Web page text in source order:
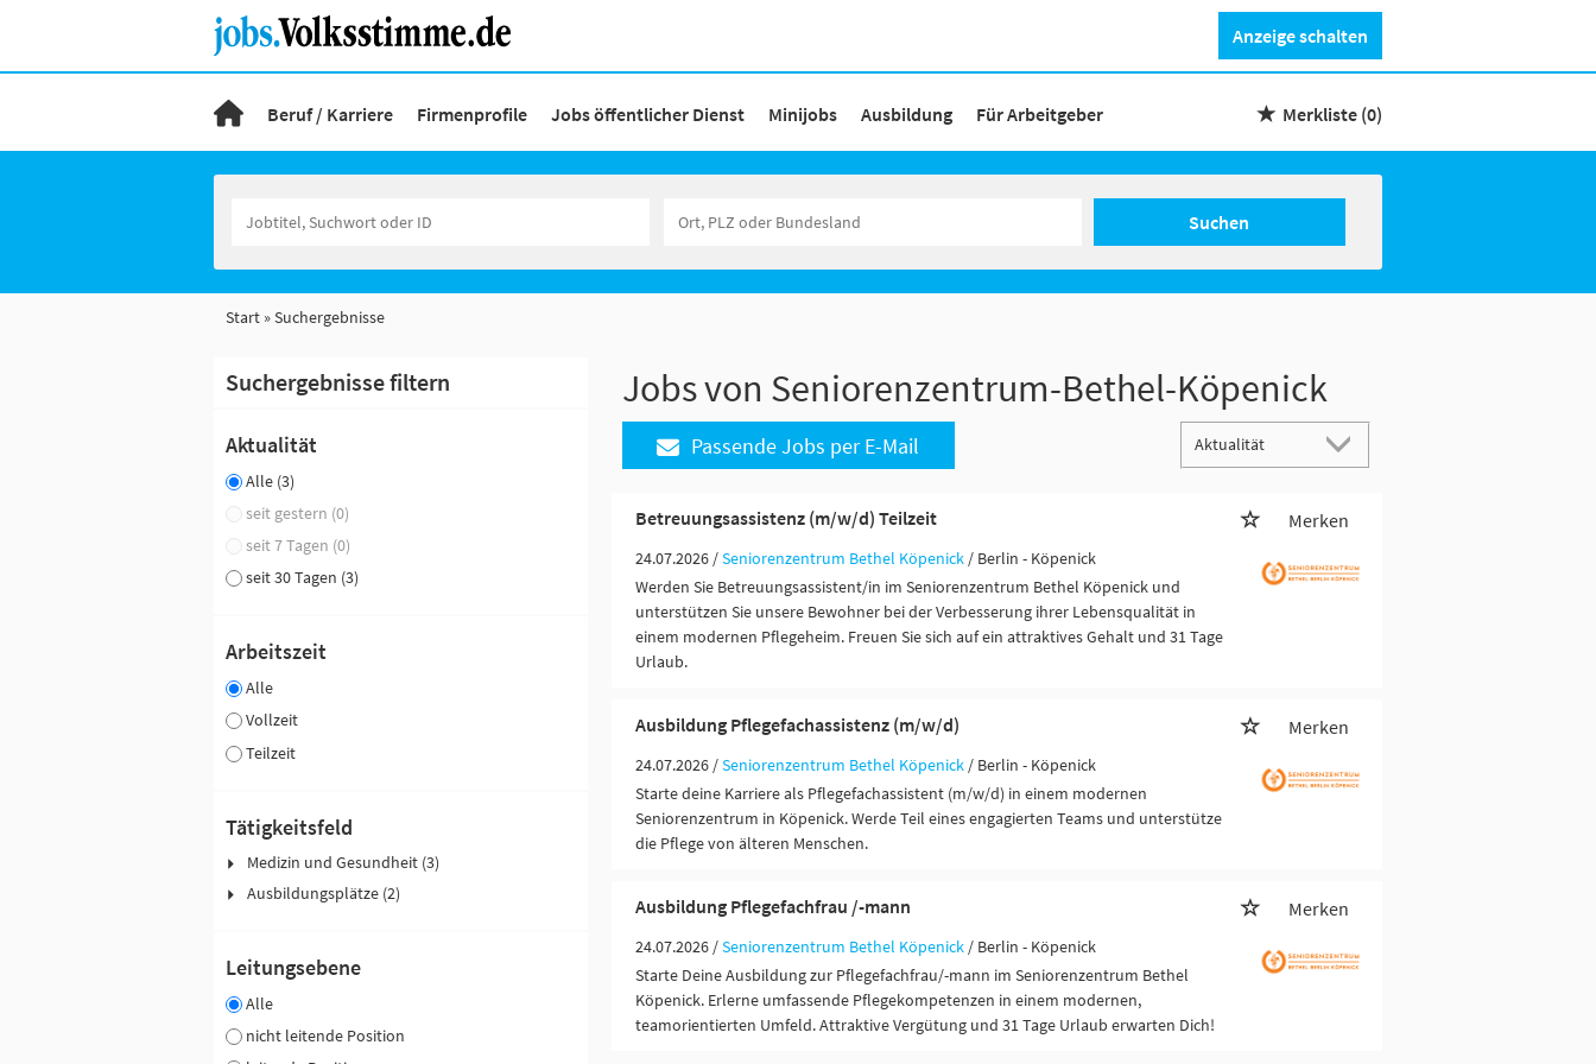
Anzeige schalten
Beruf / Karriere Firmenprofile Jobs öffentlicher Dienst Minijobs Ausbildung Für Arbeitgeber Merkliste (0)
Suchen
Start Suchergebnisse
Suchergebnisse filtern
Aktualität
Alle (3)
seit gestern (0)
seit 7 Tagen (0)
seit 30 Tagen (3)
Arbeitszeit
Alle
Vollzeit
Teilzeit
Tätigkeitsfeld
Medizin und Gesundheit (3)
Ausbildungsplätze (2)
Leitungsebene
Alle
nicht leitende Position
Jobs von Seniorenzentrum-Bethel-Köpenick
Passende Jobs per E-Mail
Betreuungsassistenz (m/w/d) Teilzeit Merken
24.07.2026 /Seniorenzentrum Bethel Köpenick / Berlin - Köpenick
Werden Sie Betreuungsassistent/in im Seniorenzentrum Bethel Köpenick und
unterstützen Sie unsere Bewohner bei der Verbesserung ihrer Lebensqualität in
einem modernen Pflegeheim. Freuen Sie sich auf ein attraktives Gehalt und 31 Tage
Urlaub.
Ausbildung Pflegefachassistenz (m/w/d) Merken
24.07.2026 /Seniorenzentrum Bethel Köpenick / Berlin - Köpenick
Starte deine Karriere als Pflegefachassistent (m/w/d) in einem modernen
Seniorenzentrum in Köpenick. Werde Teil eines engagierten Teams und unterstütze
die Pflege von älteren Menschen.
Ausbildung Pflegefachfrau /-mann Merken
24.07.2026 /Seniorenzentrum Bethel Köpenick / Berlin - Köpenick
Starte Deine Ausbildung zur Pflegefachfrau/-mann im Seniorenzentrum Bethel
Köpenick. Erlerne umfassende Pflegekompetenzen in einem modernen,
teamorientierten Umfeld. Attraktive Vergütung und 31 Tage Urlaub erwarten Dich!